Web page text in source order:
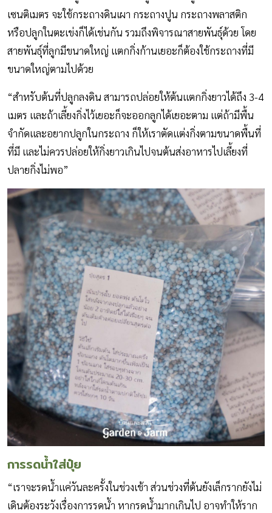
เซนติเมตร จะใช้กระถางดินเผา กระถางปูน กระถางพลาสติก
หรือปลูกในตะเข่งก็ได้เช่นกัน รวมถึงพิจารณาสายพันธุ์ด้วย โดย
สายพันธุ์ที่ลูกมีขนาดใหญ่ แตกกิ่งก้านเยอะก็ต้องใช้กระถางที่มี
ขนาดใหญ่ตามไปด้วย
“สำหรับต้นที่ปลูกลงดิน สามารถปล่อยให้ต้นแตกกิ่งยาวได้ถึง 3-4
เมตร และถ้าเลี้ยงกิ่งไว้เยอะก็จะออกลูกได้เยอะตาม แต่ถ้ามีพื้น
จำกัดและอยากปลูกในกระถาง ก็ให้เราตัดแต่งกิ่งตามขนาดพื้นที่
ที่มี และไม่ควรปล่อยให้กิ่งยาวเกินไปจนต้นส่งอาหารไปเลี้ยงที่
ปลายกิ่งไม่พอ”
การรดน้ำใส่ปุ๋ย
“เราจะรดน้ำแค่วันละครั้งในช่วงเช้า ส่วนช่วงที่ต้นยังเล็กรากยังไม่
เดินต้องระวังเรื่องการรดน้ำ หากรดน้ำมากเกินไป อาจทำให้ราก